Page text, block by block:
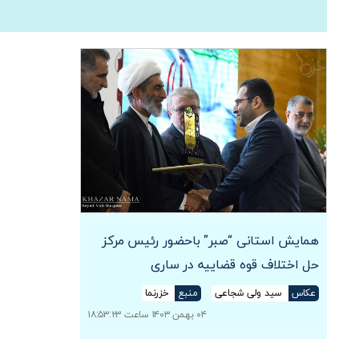
همایش استانی “صبر” باحضور رئیس مرکز
حل اختلاف قوه قضاییه در ساری
عکاس سید ولی شجاعی منبع
خزرنما
۰۴ بهمن ۱۴۰۳ ساعت ۱۸:۵۳:۲۳